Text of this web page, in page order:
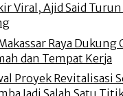
Viral, Ajid Said
Raya Dukung
dan Tempat Kerja
Proyek Revitalisasi